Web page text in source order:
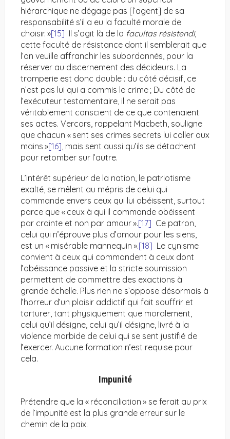
hiérarchique ne dégage pas [l’agent] de sa
responsabilité s’il a eu la faculté morale de
choisir. »[15] Il s’agit là de la facultas résistendi,
cette faculté de résistance dont il semblerait que
l’on veuille affranchir les subordonnés, pour la
réserver au discernement des décideurs. La
tromperie est donc double : du côté décisif, ce
n’est pas lui qui a commis le crime ; Du côté de
l’exécuteur testamentaire, il ne serait pas
véritablement conscient de ce que contenaient
ses actes. Vercors, rappelant Macbeth, souligne
que chacun « sent ses crimes secrets lui coller aux
mains »[16], mais sent aussi qu’ils se détachent
pour retomber sur l’autre.
L’intérêt supérieur de la nation, le patriotisme
exalté, se mêlent au mépris de celui qui
commande envers ceux qui lui obéissent, surtout
parce que « ceux à qui il commande obéissent
par crainte et non par amour ».[17] Ce patron,
celui qui n’éprouve plus d’amour pour les siens,
est un « misérable mannequin ».[18] Le cynisme
convient à ceux qui commandent à ceux dont
l’obéissance passive et la stricte soumission
permettent de commettre des exactions à
grande échelle. Plus rien ne s’oppose désormais à
l’horreur d’un plaisir addictif qui fait souffrir et
torturer, tant physiquement que moralement,
celui qu’il désigne, celui qu’il désigne, livré à la
violence morbide de celui qui se sent justifié de
l’exercer. Aucune formation n’est requise pour
cela.
Impunité
Prétendre que la « réconciliation » se ferait au prix
de l’impunité est la plus grande erreur sur le
chemin de la paix.